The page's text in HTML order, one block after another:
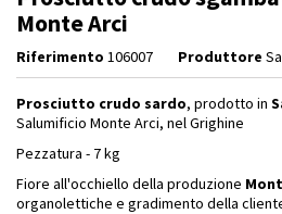
Monte Arci
Riferimento 106007 Produttore
Prosciutto crudo sardo, prodotto in
Salumificio Monte Arci, nel Grighine
Pezzatura - 7 kg
Fiore all'occhiello della produzione
organolettiche e gradimento della